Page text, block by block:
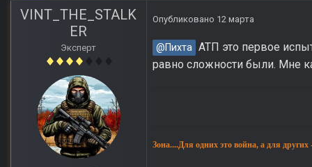
VINT_THE_STALK
ER
Эксперт
Опубликовано 12 марта
@Пихта АТП это первое
равно сложности были. Мне
Зона....Для одних это война, а для